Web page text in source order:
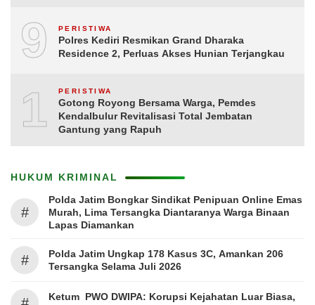
9 PERISTIWA
Polres Kediri Resmikan Grand Dharaka
Residence 2, Perluas Akses Hunian Terjangkau
10PERISTIWA
Gotong Royong Bersama Warga, Pemdes
Kendalbulur Revitalisasi Total Jembatan
Gantung yang Rapuh
HUKUM KRIMINAL
#
Polda Jatim Bongkar Sindikat Penipuan Online Emas
Murah, Lima Tersangka Diantaranya Warga Binaan
Lapas Diamankan
#
Polda Jatim Ungkap 178 Kasus 3C, Amankan 206
Tersangka Selama Juli 2026
Ketum PWO DWIPA: Korupsi Kejahatan Luar Biasa,